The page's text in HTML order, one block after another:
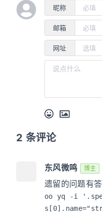
昵称
邮箱
网址
2 条评论
东风微鸣 博主
遗留的问题有
oo yq -i